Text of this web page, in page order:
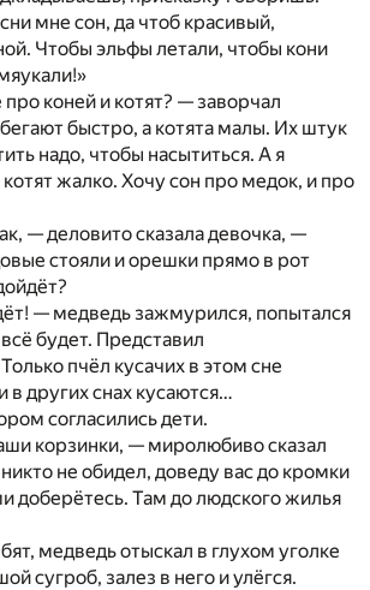
мне сон, да чтоб красивый,
Чтобы эльфы летали, чтобы кони
коней и котят? — заворчал
быстро, а котята малы. Их штук
надо, чтобы насытиться. А я
жалко. Хочу сон про медок, и про
— деловито сказала девочка, —
стояли и орешки прямо в рот
— медведь зажмурился, попытался
будет. Представил
пчёл кусачих в этом сне
в других снах кусаются…
согласились дети.
корзинки, — миролюбиво сказал
не обидел, доведу вас до кромки
доберётесь. Там до людского жилья
медведь отыскал в глухом уголке
сугроб, залез в него и улёгся.